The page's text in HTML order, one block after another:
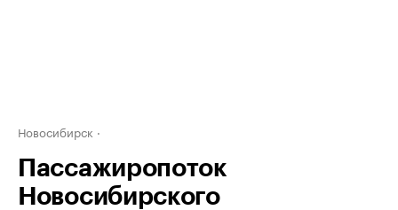
Новосибирск
Пассажиропоток
Новосибирского